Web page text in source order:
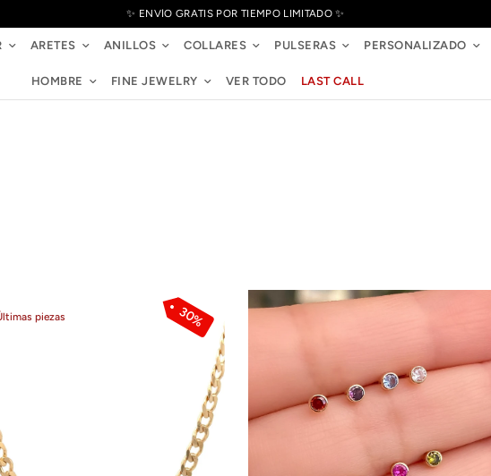
✨ ENVÍO GRATIS POR TIEMPO LIMITADO ✨
ARETES ANILLOS COLLARES PULSERAS PERSONALIZADO
HOMBRE FINE JEWELRY VER TODO LAST CALL
piezas 30%